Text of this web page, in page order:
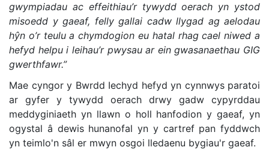
gwympiadau ac effeithiau’r tywydd oerach yn ystod
misoedd y gaeaf, felly gallai cadw llygad ag aelodau
hŷn o’r teulu a chymdogion eu hatal rhag cael niwed a
hefyd helpu i leihau’r pwysau ar ein gwasanaethau GIG
gwerthfawr.”
Mae cyngor y Bwrdd Iechyd hefyd yn cynnwys paratoi
ar gyfer y tywydd oerach drwy gadw cypyrddau
meddyginiaeth yn llawn o holl hanfodion y gaeaf, yn
ogystal â dewis hunanofal yn y cartref pan fyddwch
yn teimlo'n sâl er mwyn osgoi lledaenu bygiau'r gaeaf.